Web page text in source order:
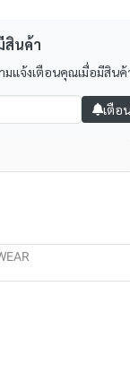
สินค้า
มแจ้งเตือนคุณเมื่อมีสินค้
เตือ